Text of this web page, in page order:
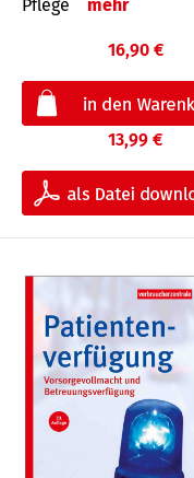
Pflege
mehr
16,90 €
13,99 €